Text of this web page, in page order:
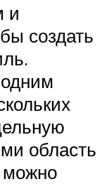
и
создать
область
можно